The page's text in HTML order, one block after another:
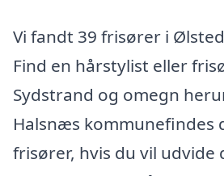
Vi fandt 39 frisører i
Find en hårstylist eller
Sydstrand og omegn
Halsnæs kommunefindes
frisører, hvis du vil udvide